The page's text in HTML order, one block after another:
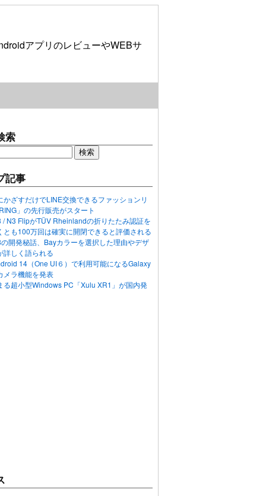
アプリのレビューやWEBサ
索
記事
かざすだけでLINE交換できるファッションリ
」の先行販売がスタート
/ N3 FlipがTÜV Rheinlandの折りたたみ認証を
とも100万回は確実に開閉できると評価される
開発秘話、Bayカラーを選択した理由やデザ
詳しく語られる
14（One UI６）で利用可能になるGalaxy
メラ機能を発表
る超小型Windows PC「Xulu XR1」が国内発